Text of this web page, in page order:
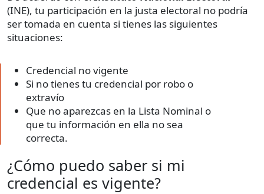
(INE), tu participación en la justa electoral no podría
ser tomada en cuenta si tienes las siguientes
situaciones:
Credencial no vigente
Si no tienes tu credencial por robo o
extravío
Que no aparezcas en la Lista Nominal o
que tu información en ella no sea
correcta.
¿Cómo puedo saber si mi
credencial es vigente?